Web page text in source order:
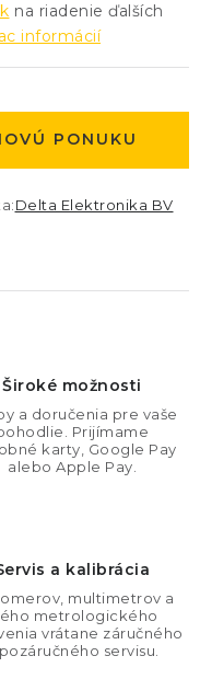
na riadenie ďalších
informácií
PONUKU
Delta Elektronika BV
Široké možnosti
a doručenia pre vaše
Prijímame
karty, Google Pay
alebo Apple Pay.
a kalibrácia
multimetrov a
metrologického
vrátane záručného
servisu.